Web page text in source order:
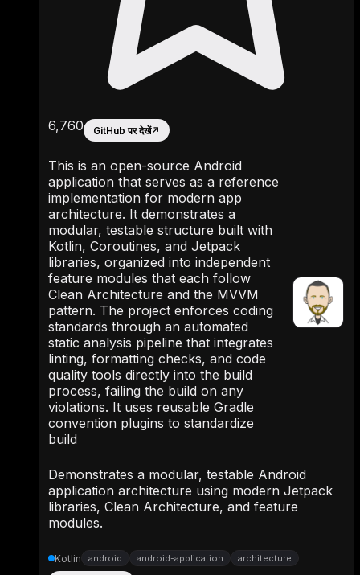
6,760 GitHub पर देखें↗
This is an open-source Android
application that serves as a reference
implementation for modern app
architecture. It demonstrates a
modular, testable structure built with
Kotlin, Coroutines, and Jetpack
libraries, organized into independent
feature modules that each follow
Clean Architecture and the MVVM
pattern. The project enforces coding
standards through an automated
static analysis pipeline that integrates
linting, formatting checks, and code
quality tools directly into the build
process, failing the build on any
violations. It uses reusable Gradle
convention plugins to standardize
build
Demonstrates a modular, testable Android
application architecture using modern Jetpack
libraries, Clean Architecture, and feature
modules.
Kotlin android android-application architecture